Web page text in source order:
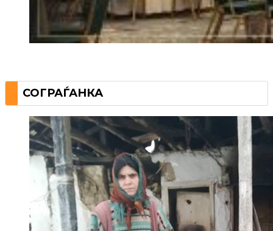
СОГРАЃАНКА